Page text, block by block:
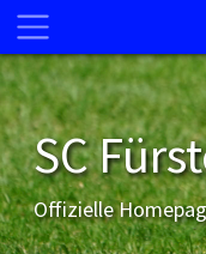
SC
Offizielle